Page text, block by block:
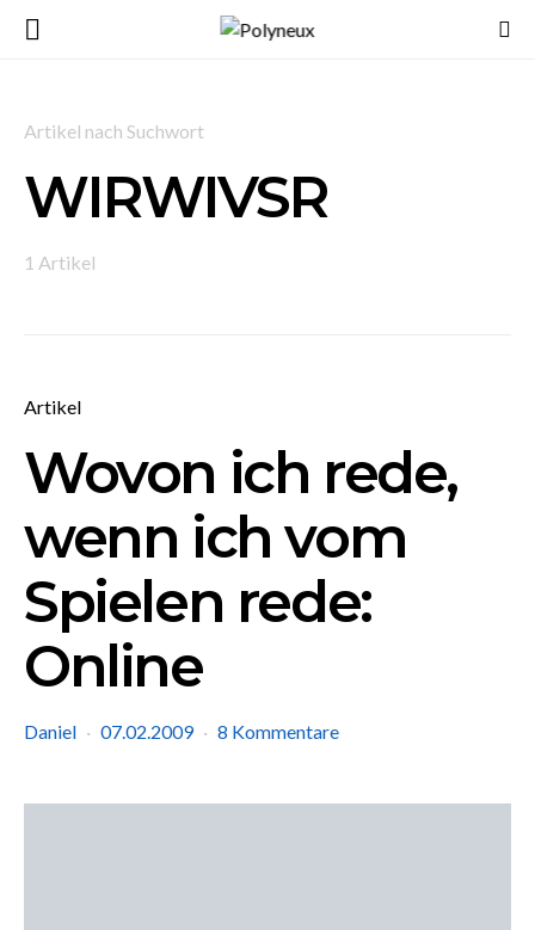
Artikel nach Suchwort
WIRWIVSR
1 Artikel
Artikel
Wovon ich rede,
wenn ich vom
Spielen rede:
Online
Daniel 07.02.2009 8 Kommentare